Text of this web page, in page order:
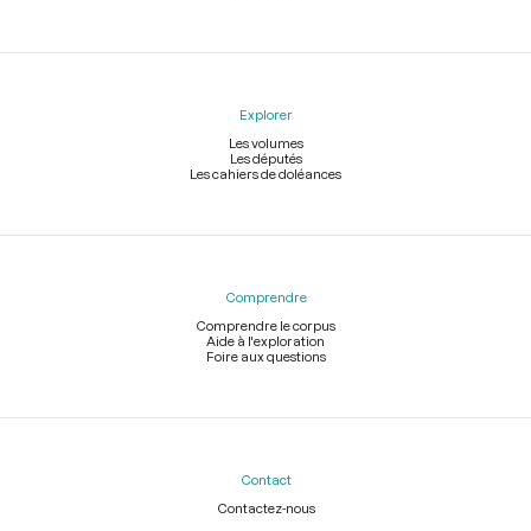
Explorer
Les volumes
Les députés
Les cahiers de doléances
Comprendre
Comprendre le corpus
Aide à l'exploration
Foire aux questions
Contact
Contactez-nous